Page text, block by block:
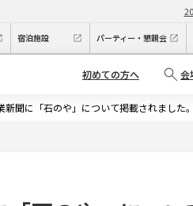
宿泊施設 パーティー・懇親会
初めての方へ 会
新聞に「石のや」について掲載されました。